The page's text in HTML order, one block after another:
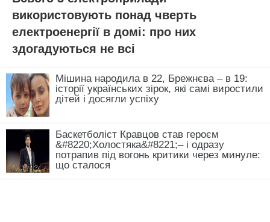
збираю повне відро томатів
Новини, інтерв’ю, цікаві історії ти знайдеш на
сайті
Добрі новини
АВТОР:
Євгенія Кужненкова
МІТКИ:
агроволокно картопля корисні поради лайфхаки